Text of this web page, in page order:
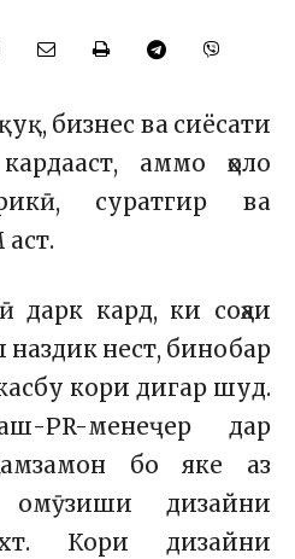
бизнес ва сиёсати
аммо ҳоло
суратгир ва
аст.
кард, ки соҳаи
наздик нест, бинобар
кори дигар шуд.
PR-менеҷер дар
бо яке аз
омӯзиши дизайни
Кори дизайни